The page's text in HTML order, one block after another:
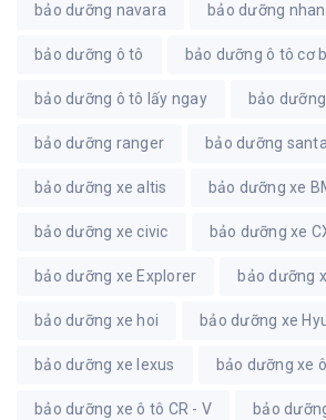
bảo dưỡng navara bảo dưỡng
bảo dưỡng ô tô bảo dưỡng ô tô cơ
bảo dưỡng ô tô lấy ngay bảo
bảo dưỡng ranger bảo dưỡng
bảo dưỡng xe altis bảo dưỡng xe
bảo dưỡng xe civic bảo dưỡng xe
bảo dưỡng xe Explorer bảo dưỡng
bảo dưỡng xe hoi bảo dưỡng xe
bảo dưỡng xe lexus bảo dưỡng xe
bảo dưỡng xe ô tô CR - V bảo